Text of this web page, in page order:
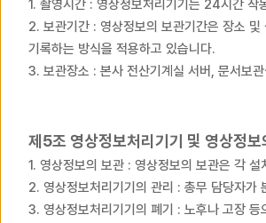
1. 촬영시간 : 영상정보처리기기는 24시
2. 보관기간 : 영상정보의 보관기간은 장소
기록하는 방식을 적용하고 있습니다.
3. 보관장소 : 본사 전산기계실 서버, 문서보
제5조 영상정보처리기기 및 영상정보
1. 영상정보의 보관 : 영상정보의 보관은
2. 영상정보처리기기의 관리 : 총무 담당
3. 영상정보처리기기의 폐기 : 노후나 고